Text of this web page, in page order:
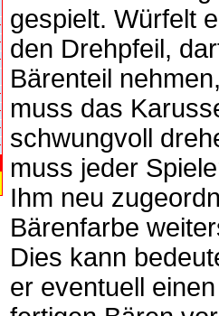
gespielt. Würfelt
den Drehpfeil,
Bärenteil
muss das
schwungvoll
muss jeder
Ihm neu
Bärenfarbe
Dies kann
er eventuell